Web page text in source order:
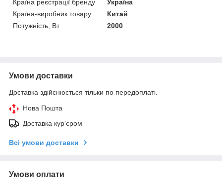
Країна реєстрації бренду
Україна
Країна-виробник товару
Китай
Потужність, Вт
2000
Умови доставки
Доставка здійснюється тільки по передоплаті.
Нова Пошта
Доставка кур'єром
Всі умови доставки
Умови оплати